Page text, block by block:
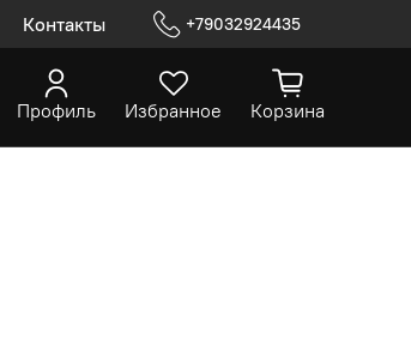
Контакты +79032924435
Профиль Избранное Корзина